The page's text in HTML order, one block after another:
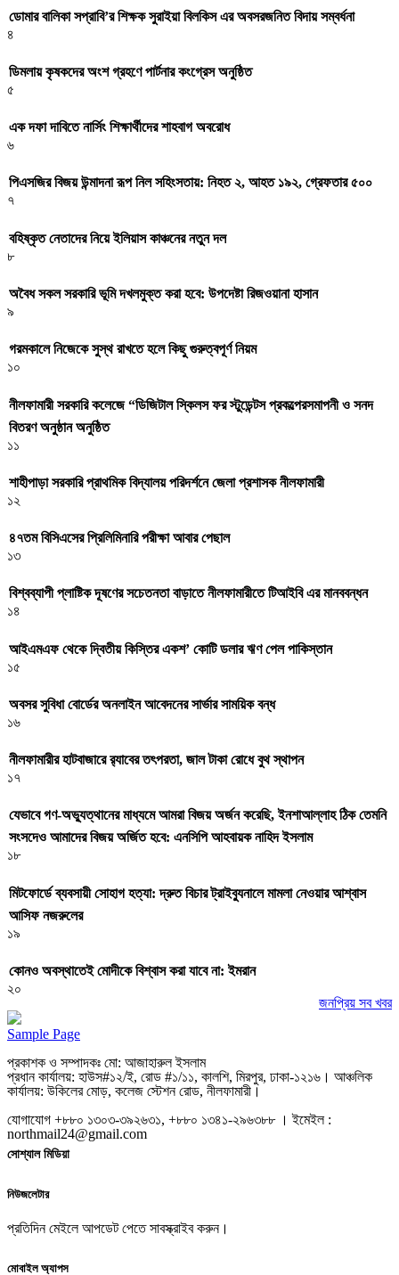
ডোমার বালিকা সপ্রাবি’র শিক্ষক সুরাইয়া বিলকিস এর অবসরজনিত বিদায় সম্বর্ধনা
৪
ডিমলায় কৃষকদের অংশ গ্রহণে পার্টনার কংগ্রেস অনুষ্ঠিত
৫
এক দফা দাবিতে নার্সিং শিক্ষার্থীদের শাহবাগ অবরোধ
৬
পিএসজির বিজয় উন্মাদনা রূপ নিল সহিংসতায়: নিহত ২, আহত ১৯২, গ্রেফতার ৫০০
৭
বহিষ্কৃত নেতাদের নিয়ে ইলিয়াস কাঞ্চনের নতুন দল
৮
অবৈধ সকল সরকারি ভূমি দখলমুক্ত করা হবে: উপদেষ্টা রিজওয়ানা হাসান
৯
গরমকালে নিজেকে সুস্থ রাখতে হলে কিছু গুরুত্বপূর্ণ নিয়ম
১০
নীলফামারী সরকারি কলেজে “ডিজিটাল স্কিলস ফর স্টুডেন্টস প্রকল্পেরসমাপনী ও সনদ
বিতরণ অনুষ্ঠান অনুষ্ঠিত
১১
শাহীপাড়া সরকারি প্রাথমিক বিদ্যালয় পরিদর্শনে জেলা প্রশাসক নীলফামারী
১২
৪৭তম বিসিএসের প্রিলিমিনারি পরীক্ষা আবার পেছাল
১৩
বিশ্বব্যাপী প্লাষ্টিক দূষণের সচেতনতা বাড়াতে নীলফামারীতে টিআইবি এর মানববন্ধন
১৪
আইএমএফ থেকে দ্বিতীয় কিস্তির একশ’ কোটি ডলার ঋণ পেল পাকিস্তান
১৫
অবসর সুবিধা বোর্ডের অনলাইন আবেদনের সার্ভার সাময়িক বন্ধ
১৬
নীলফামারীর হাটবাজারে র‌্যাবের তৎপরতা, জাল টাকা রোধে বুথ স্থাপন
১৭
যেভাবে গণ-অভ্যুত্থানের মাধ্যমে আমরা বিজয় অর্জন করেছি, ইনশাআল্লাহ ঠিক তেমনি
সংসদেও আমাদের বিজয় অর্জিত হবে: এনসিপি আহবায়ক নাহিদ ইসলাম
১৮
মিটফোর্ডে ব্যবসায়ী সোহাগ হত্যা: দ্রুত বিচার ট্রাইব্যুনালে মামলা নেওয়ার আশ্বাস
আসিফ নজরুলের
১৯
কোনও অবস্থাতেই মোদীকে বিশ্বাস করা যাবে না: ইমরান
২০
জনপ্রিয় সব খবর
Sample Page
প্রকাশক ও সম্পাদকঃ মো: আজাহারুল ইসলাম
প্রধান কার্যালয়: হাউস#১২/ই, রোড #১/১১, কালশি, মিরপুর, ঢাকা-১২১৬। আঞ্চলিক
কার্যালয়: উকিলের মোড়, কলেজ স্টেশন রোড, নীলফামারী।
যোগাযোগ +৮৮০ ১৩০৩-৩৯২৬৩১, +৮৮০ ১৩৪১-২৯৬৩৮৮ । ইমেইল :
northmail24@gmail.com
সোশ্যাল মিডিয়া
নিউজলেটার
প্রতিদিন মেইলে আপডেট পেতে সাবস্ক্রাইব করুন।
মোবাইল অ্যাপস